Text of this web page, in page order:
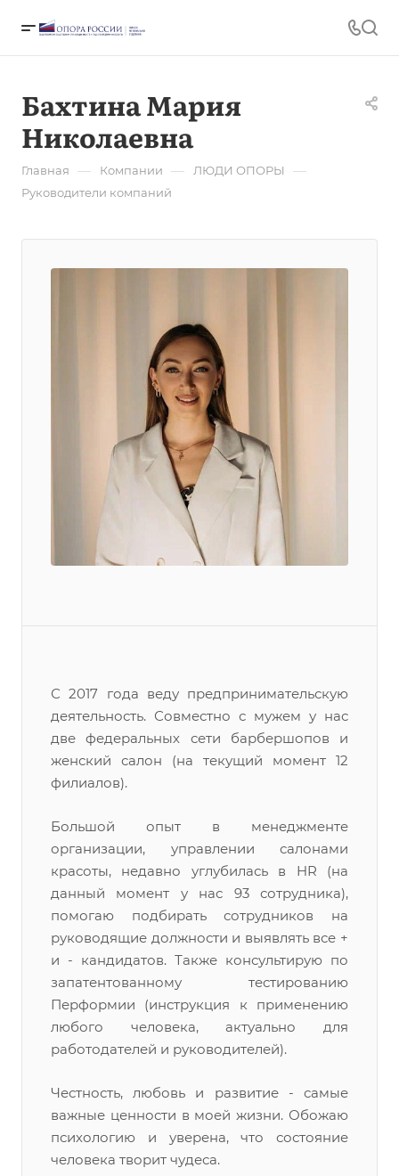
Бахтина Мария
Николаевна
Главная — Компании — ЛЮДИ ОПОРЫ —
Руководители компаний
С 2017 года веду предпринимательскую
деятельность. Совместно с мужем у нас
две федеральных сети барбершопов и
женский салон (на текущий момент 12
филиалов).
Большой опыт в менеджменте
организации, управлении салонами
красоты, недавно углубилась в HR (на
данный момент у нас 93 сотрудника),
помогаю подбирать сотрудников на
руководящие должности и выявлять все +
и - кандидатов. Также консультирую по
запатентованному тестированию
Перформии (инструкция к применению
любого человека, актуально для
работодателей и руководителей).
Честность, любовь и развитие - самые
важные ценности в моей жизни. Обожаю
психологию и уверена, что состояние
человека творит чудеса.